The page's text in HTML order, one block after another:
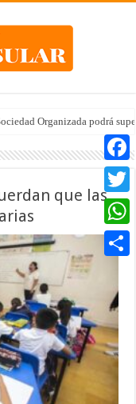
Organizada podrá
que lasTwitter